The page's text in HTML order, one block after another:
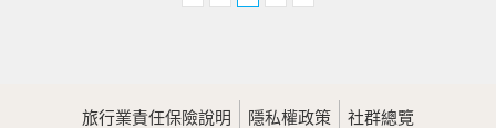
旅行業責任保險說明 隱私權政策 社群總覽